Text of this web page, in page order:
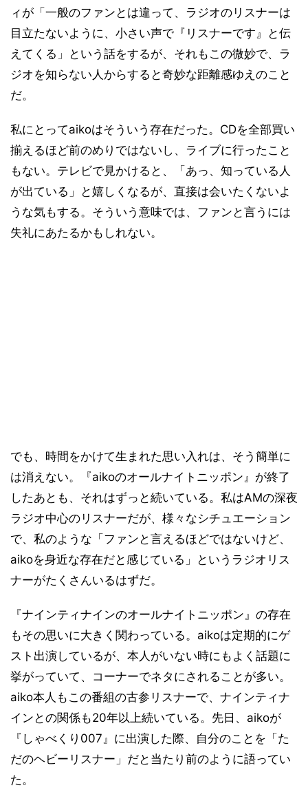
ィが「一般のファンとは違って、ラジオのリスナーは
目立たないように、小さい声で『リスナーです』と伝
えてくる」という話をするが、それもこの微妙で、ラ
ジオを知らない人からすると奇妙な距離感ゆえのこと
だ。
私にとってaikoはそういう存在だった。CDを全部買い
揃えるほど前のめりではないし、ライブに行ったこと
もない。テレビで見かけると、「あっ、知っている人
が出ている」と嬉しくなるが、直接は会いたくないよ
うな気もする。そういう意味では、ファンと言うには
失礼にあたるかもしれない。
でも、時間をかけて生まれた思い入れは、そう簡単に
は消えない。『aikoのオールナイトニッポン』が終了
したあとも、それはずっと続いている。私はAMの深夜
ラジオ中心のリスナーだが、様々なシチュエーション
で、私のような「ファンと言えるほどではないけど、
aikoを身近な存在だと感じている」というラジオリス
ナーがたくさんいるはずだ。
『ナインティナインのオールナイトニッポン』の存在
もその思いに大きく関わっている。aikoは定期的にゲ
スト出演しているが、本人がいない時にもよく話題に
挙がっていて、コーナーでネタにされることが多い。
aiko本人もこの番組の古参リスナーで、ナインティナ
インとの関係も20年以上続いている。先日、aikoが
『しゃべくり007』に出演した際、自分のことを「た
だのヘビーリスナー」だと当たり前のように語ってい
た。